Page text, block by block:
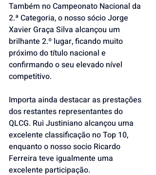
Também no Campeonato Nacional da
2.ª Categoria, o nosso sócio Jorge
Xavier Graça Silva alcançou um
brilhante 2.º lugar, ficando muito
próximo do título nacional e
confirmando o seu elevado nível
competitivo.
Importa ainda destacar as prestações
dos restantes representantes do
QLCG. Rui Justiniano alcançou uma
excelente classificação no Top 10,
enquanto o nosso socio Ricardo
Ferreira teve igualmente uma
excelente participação.